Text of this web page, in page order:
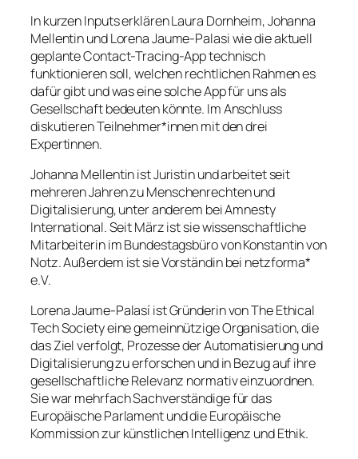
In kurzen Inputs erklären Laura Dornheim, Johanna
Mellentin und Lorena Jaume-Palasi wie die aktuell
geplante Contact-Tracing-App technisch
funktionieren soll, welchen rechtlichen Rahmen es
dafür gibt und was eine solche App für uns als
Gesellschaft bedeuten könnte. Im Anschluss
diskutieren Teilnehmer*innen mit den drei
Expertinnen.
Johanna Mellentin ist Juristin und arbeitet seit
mehreren Jahren zu Menschenrechten und
Digitalisierung, unter anderem bei Amnesty
International. Seit März ist sie wissenschaftliche
Mitarbeiterin im Bundestagsbüro von Konstantin von
Notz. Außerdem ist sie Vorständin bei netzforma*
e.V.
Lorena Jaume-Palasí ist Gründerin von The Ethical
Tech Society eine gemeinnützige Organisation, die
das Ziel verfolgt, Prozesse der Automatisierung und
Digitalisierung zu erforschen und in Bezug auf ihre
gesellschaftliche Relevanz normativ einzuordnen.
Sie war mehrfach Sachverständige für das
Europäische Parlament und die Europäische
Kommission zur künstlichen Intelligenz und Ethik.